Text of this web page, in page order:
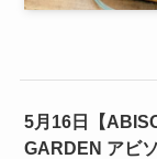
5月16日【
GARDEN アビ